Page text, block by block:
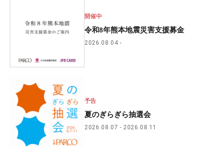
開催中
令和8年熊本地震災害支援募金
2026.08.04
予告
夏のぎらぎら抽選会
2026.08.07 2026.08.11